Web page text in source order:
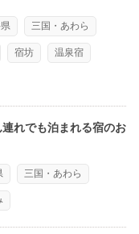
三国・あわら
宿坊 温泉宿
れでも泊まれる宿のお
三国・あわら